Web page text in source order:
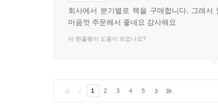
회사에서 분기별로 책을 구매합니다. 그래서
마음껏 주문해서 좋네요 감사해요
이 한줄평이 도움이 되었나요?
1 2 3 4 5